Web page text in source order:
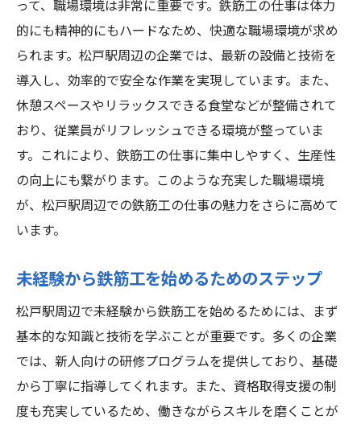
って、職場環境は非常に重要です。鉄筋工の仕事は体力
的にも精神的にもハードなため、快適な職場環境が求め
られます。松戸駅周辺の企業では、最新の設備と技術を
導入し、効率的で安全な作業を実現しています。また、
休憩スペースやリラックスできる食堂などが整備されて
おり、従業員がリフレッシュできる環境が整っていま
す。これにより、鉄筋工の仕事に集中しやすく、生産性
の向上にも繋がります。このような充実した職場環境
が、松戸駅周辺での鉄筋工の仕事の魅力をさらに高めて
います。
未経験から鉄筋工を始めるためのステップ
松戸駅周辺で未経験から鉄筋工を始めるためには、まず
基本的な知識と技術を学ぶことが重要です。多くの企業
では、新人向けの研修プログラムを提供しており、基礎
から丁寧に指導してくれます。また、資格取得支援の制
度も充実しているため、働きながらスキルを磨くことが